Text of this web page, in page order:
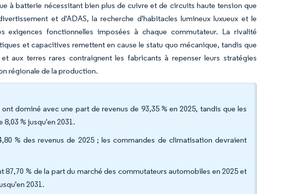
à batterie nécessitant bien plus de cuivre et de circuits haute tension que
et d'ADAS, la recherche d'habitacles lumineux luxueux et le
exigences fonctionnelles imposées à chaque commutateur. La rivalité
et capacitives remettent en cause le statu quo mécanique, tandis que
aux terres rares contraignent les fabricants à repenser leurs stratégies
régionale de la production.
dominé avec une part de revenus de 93,35 % en 2025, tandis que les
% jusqu'en 2031.
% des revenus de 2025 ; les commandes de climatisation devraient
% de la part du marché des commutateurs automobiles en 2025 et
2031.